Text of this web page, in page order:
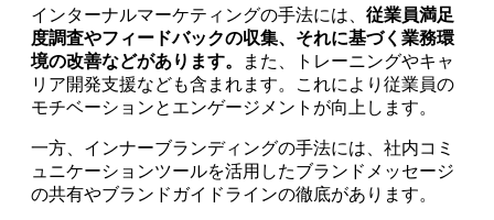
インターナルマーケティングの手法には、 従業員満足
度調査やフィードバックの収集、それに基づく業務環
境の改善などがあります。
また、トレーニングやキャ
リア開発支援なども含まれます。これにより従業員の
モチベーションとエンゲージメントが向上します。
一方、インナーブランディングの手法には、社内コミ
ュニケーションツールを活用したブランドメッセージ
の共有やブランドガイドラインの徹底があります。